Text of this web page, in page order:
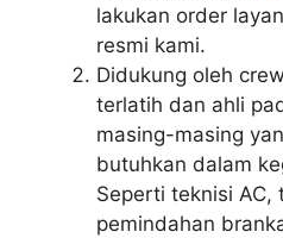
lakukan order
resmi kami.
Didukung oleh
terlatih dan ahli
masing-masing
butuhkan dalam
Seperti teknisi AC,
pemindahan